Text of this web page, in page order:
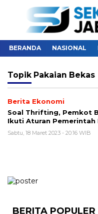
BERANDA NASIONAL
Topik Pakaian Bekas
Berita Ekonomi
Soal Thrifting, Pemkot
Ikuti Aturan Pemerintah
Sabtu, 18 Maret 2023 - 20:16 WIB
BERITA POPULER